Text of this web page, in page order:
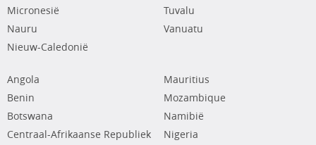
Micronesië
Nauru
Nieuw-Caledonië
Tuvalu
Vanuatu
Angola
Benin
Botswana
Centraal-Afrikaanse Republiek
Mauritius
Mozambique
Namibië
Nigeria